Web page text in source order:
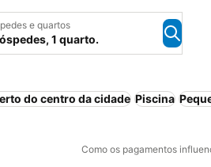
e quartos
1 quarto.
do centro da cidade Piscina
Como os pagamentos